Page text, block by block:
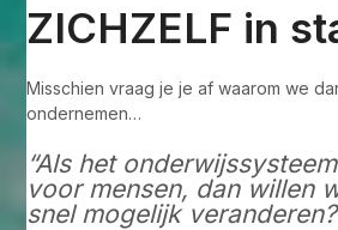
ZICHZELF in
Misschien vraag je je af waarom we
ondernemen…
“Als het
voor mensen, dan willen
snel mogelijk